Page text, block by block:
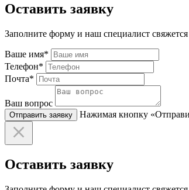
Оставить заявку
Заполните форму и наш специалист
Ваше имя*
Телефон*
Почта*
Ваш вопрос
Отправить заявку Нажимая кнопку
Оставить заявку